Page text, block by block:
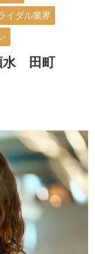
イダル業界
水 田町